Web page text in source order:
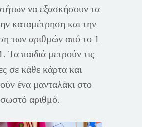
να εξασκήσουν τα
καταμέτρηση και την
των αριθμών από το 1
Τα παιδιά μετρούν τις
σε κάθε κάρτα και
ένα μανταλάκι στο
σωστό αριθμό.